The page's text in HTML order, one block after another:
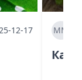
12-17 ММ